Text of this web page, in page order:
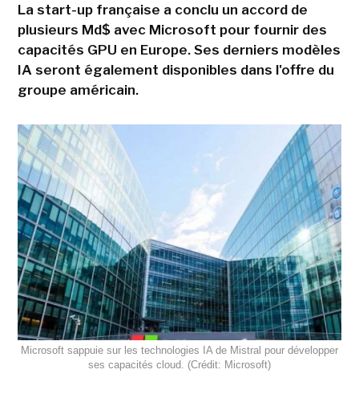
La start-up française a conclu un accord de
plusieurs Md$ avec Microsoft pour fournir des
capacités GPU en Europe. Ses derniers modèles
IA seront également disponibles dans l'offre du
groupe américain.
Microsoft sappuie sur les technologies IA de Mistral pour développer
ses capacités cloud. (Crédit: Microsoft)